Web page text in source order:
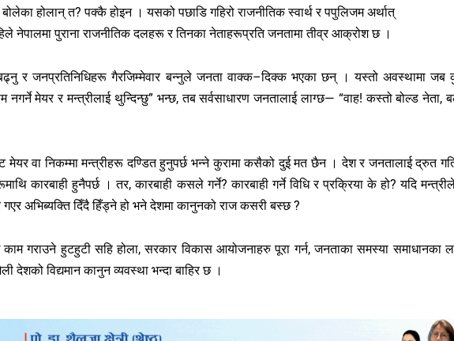
होलान् त? पक्कै होइन । यसको पछाडि गहिरो राजनीतिक स्वार्थ र पपुलिजम अर्थात्
नेपालमा पुराना राजनीतिक दलहरू र तिनका नेताहरूप्रति जनतामा तीव्र आक्रोश छ ।
बढ्नु र जनप्रतिनिधिहरू गैरजिम्मेवार बन्नुले जनता वाक्क–दिक्क भएका छन् । यस्तो अवस्थामा जब
नगर्ने मेयर र मन्त्रीलाई थुन्दिन्छु” भन्छ, तब सर्वसाधारण जनतालाई लाग्छ— “वाह! कस्तो बोल्ड नेता,
मेयर वा निकम्मा मन्त्रीहरू दण्डित हुनुपर्छ भन्ने कुरामा कसैको दुई मत छैन । देश र जनतालाई द्रुत
कारबाही हुनैपर्छ । तर, कारबाही कसले गर्ने? कारबाही गर्ने विधि र प्रक्रिया के हो? यदि
गएर अभिब्यक्ति दिँदै हिँड्ने हो भने देशमा कानुनको राज कसरी बस्छ ?
गराउने हुटहुटी सहि होला, सरकार विकास आयोजनाहरु पूरा गर्न, जनताका समस्या समाधानका
देशको विद्यमान कानुन व्यवस्था भन्दा बाहिर छ ।